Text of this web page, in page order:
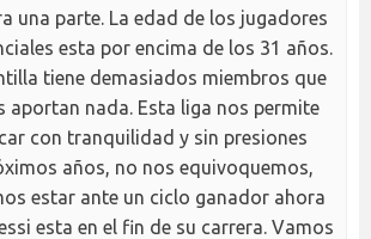
una parte. La edad de los jugadores
esta por encima de los 31 años.
tiene demasiados miembros que
aportan nada. Esta liga nos permite
con tranquilidad y sin presiones
años, no nos equivoquemos,
estar ante un ciclo ganador ahora
esta en el fin de su carrera. Vamos